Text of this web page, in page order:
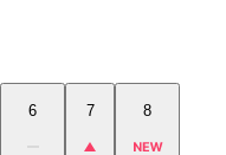
6 7 8